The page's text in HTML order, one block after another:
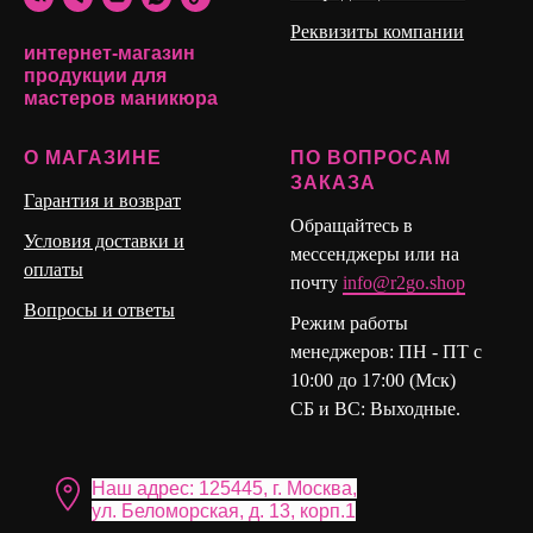
техниках работы, не скалывается и держит форму
интернет-магазин
продукции для
мастеров маникюра
Реквизиты компании
О МАГАЗИНЕ
Гарантия и возврат
Условия доставки и
оплаты
Вопросы и ответы
ПО ВОПРОСАМ
ЗАКАЗА
Обращайтесь в
мессенджеры или на
почту info@r2go.shop
Режим работы
менеджеров: ПН - ПТ с
10:00 до 17:00 (Мск)
СБ и ВС: Выходные.
Наш адрес: 125445, г. Москва,
ул. Бело морская, д. 13, корп.1